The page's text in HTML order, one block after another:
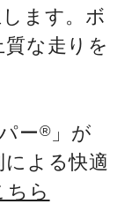
ます。ボ
な走りを
ー® 」が
よる快適
ちら